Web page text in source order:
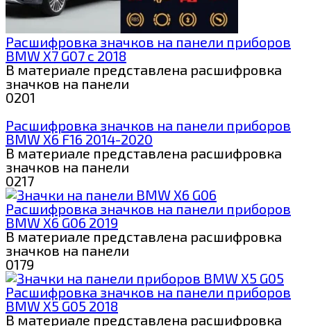
Расшифровка значков на панели приборов
BMW X7 G07 с 2018
В материале представлена расшифровка
значков на панели
0201
Расшифровка значков на панели приборов
BMW X6 F16 2014-2020
В материале представлена расшифровка
значков на панели
0217
Расшифровка значков на панели приборов
BMW X6 G06 2019
В материале представлена расшифровка
значков на панели
0179
Расшифровка значков на панели приборов
BMW X5 G05 2018
В материале представлена расшифровка